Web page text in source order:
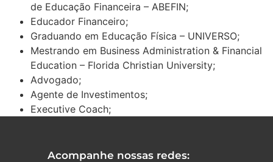
de Educação Financeira – ABEFIN;
Educador Financeiro;
Graduando em Educação Física – UNIVERSO;
Mestrando em Business Administration & Financial
Education – Florida Christian University;
Advogado;
Agente de Investimentos;
Executive Coach;
Acompanhe nossas redes: